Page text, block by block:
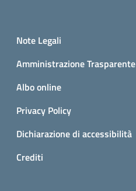
Small prints
Note Legali
Amministrazione Trasparente
Albo online
Privacy Policy
Dichiarazione di accessibilità
Crediti